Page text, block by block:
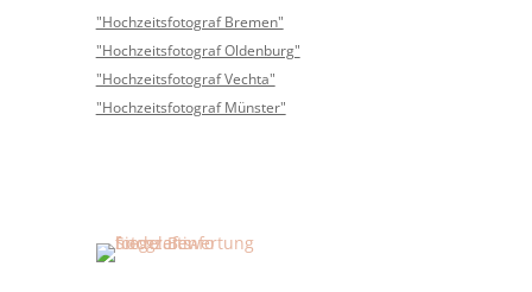
"Hochzeitsfotograf Bremen"
"Hochzeitsfotograf Oldenburg"
"Hochzeitsfotograf Vechta"
"Hochzeitsfotograf Münster"